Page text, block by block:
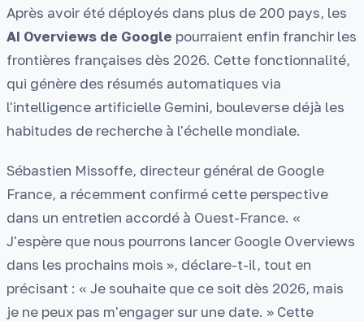
Après avoir été déployés dans plus de 200 pays, les
AI Overviews de Google pourraient enfin franchir les
frontières françaises dès 2026. Cette fonctionnalité,
qui génère des résumés automatiques via
l'intelligence artificielle Gemini, bouleverse déjà les
habitudes de recherche à l'échelle mondiale.
Sébastien Missoffe, directeur général de Google
France, a récemment confirmé cette perspective
dans un entretien accordé à Ouest-France. «
J'espère que nous pourrons lancer Google Overviews
dans les prochains mois », déclare-t-il, tout en
précisant : « Je souhaite que ce soit dès 2026, mais
je ne peux pas m'engager sur une date. » Cette